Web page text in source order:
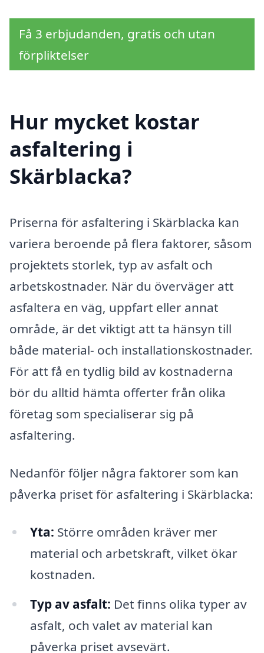
Få 3 erbjudanden, gratis och utan
förpliktelser
Hur mycket kostar
asfaltering i
Skärblacka?
Priserna för asfaltering i Skärblacka kan
variera beroende på flera faktorer, såsom
projektets storlek, typ av asfalt och
arbetskostnader. När du överväger att
asfaltera en väg, uppfart eller annat
område, är det viktigt att ta hänsyn till
både material- och installationskostnader.
För att få en tydlig bild av kostnaderna
bör du alltid hämta offerter från olika
företag som specialiserar sig på
asfaltering.
Nedanför följer några faktorer som kan
påverka priset för asfaltering i Skärblacka:
Yta: Större områden kräver mer
material och arbetskraft, vilket ökar
kostnaden.
Typ av asfalt: Det finns olika typer av
asfalt, och valet av material kan
påverka priset avsevärt.